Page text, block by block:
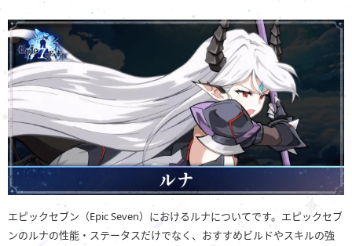
エピックセブン（Epic Seven）におけるルナについてです。エピックセブ
ンのルナの性能・ステータスだけでなく、おすすめビルドやスキルの強